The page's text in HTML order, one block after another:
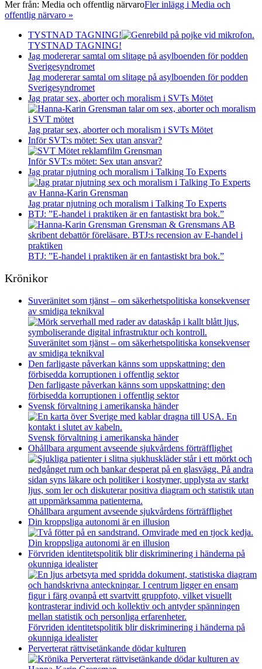
Mer från: Media och offentlig närvaroFler inlägg i Media och
offentlig närvaro »
TYSTNAD TAGNING!
TYSTNAD TAGNING!
Jag modererar samtal om slitage på asylboenden för podden
Sverigesyndromet
Jag modererar samtal om slitage på asylboenden för podden
Sverigesyndromet
Jag pratar sex, aborter och moralism i SVTs Mötet
Jag pratar sex, aborter och moralism i SVTs Mötet
Inför SVT:s mötet: Sex utan ansvar?
Inför SVT:s mötet: Sex utan ansvar?
Jag pratar njutning och moralism i Talking To Experts
Jag pratar njutning och moralism i Talking To Experts
BTJ: ”E-handel i praktiken är en fantastiskt bra bok.”
BTJ: ”E-handel i praktiken är en fantastiskt bra bok.”
Krönikor
Suveränitet som tjänst – om säkerhetspolitiska konsekvenser
av smidiga teknikval
Suveränitet som tjänst – om säkerhetspolitiska konsekvenser
av smidiga teknikval
Den farligaste påverkan känns som uppskattning: den
förbisedda korruptionen i offentlig sektor
Den farligaste påverkan känns som uppskattning: den
förbisedda korruptionen i offentlig sektor
Svensk förvaltning i amerikanska händer
Svensk förvaltning i amerikanska händer
Ohållbara argument avseende sjukvårdens förträfflighet
Ohållbara argument avseende sjukvårdens förträfflighet
Din kroppsliga autonomi är en illusion
Din kroppsliga autonomi är en illusion
Förvriden identitetspolitik blir diskriminering i händerna på
okunniga idealister
Förvriden identitetspolitik blir diskriminering i händerna på
okunniga idealister
Perverterat rättvisetänkande dödar kulturen